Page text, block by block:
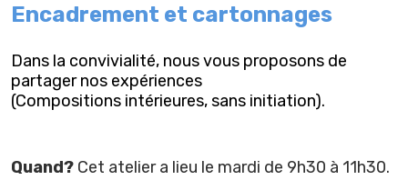
Encadrement et cartonnages
Dans la convivialité, nous vous proposons de
partager nos expériences
(Compositions intérieures, sans initiation).
Quand? Cet atelier a lieu le mardi de 9h30 à 11h30.